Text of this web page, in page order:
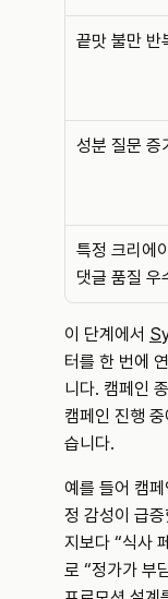
끝맛 불만 반
성분 질문 증
특정 크리에
댓글 품질 우
이 단계에서
터를 한 번에
니다. 캠페인
캠페인 진행
습니다.
예를 들어 캠
정 감성이 급
지보다 “식사
로 “정가가 부